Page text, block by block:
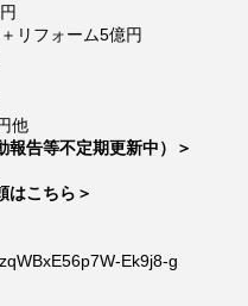
リフォーム5億円
他
報告等不定期更新中）＞
はこちら＞
Ek9j8-g